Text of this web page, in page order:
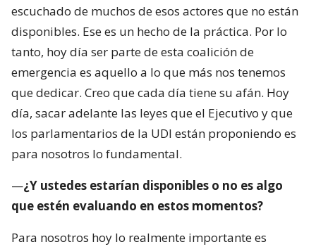
escuchado de muchos de esos actores que no están
disponibles. Ese es un hecho de la práctica. Por lo
tanto, hoy día ser parte de esta coalición de
emergencia es aquello a lo que más nos tenemos
que dedicar. Creo que cada día tiene su afán. Hoy
día, sacar adelante las leyes que el Ejecutivo y que
los parlamentarios de la UDI están proponiendo es
para nosotros lo fundamental.
—¿Y ustedes estarían disponibles o no es algo
que estén evaluando en estos momentos?
Para nosotros hoy lo realmente importante es